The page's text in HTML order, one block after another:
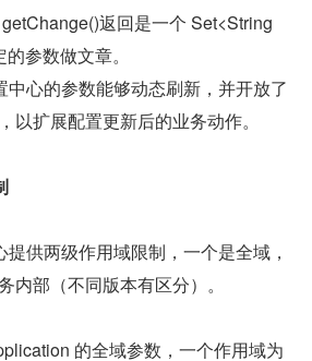
返回是一个 Set<String
参数做文章。
心的参数能够动态刷新，并开放了
以扩展配置更新后的业务动作。
供两级作用域限制，一个是全域，
内部（不同版本有区分）。
的全域参数，一个作用域为